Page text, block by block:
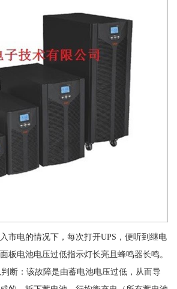
市电的情况下，每次打开UPS，便听到继电
板电池电压过低指示灯长亮且蜂鸣器长鸣。
断：该故障是由蓄电池电压过低，从而导